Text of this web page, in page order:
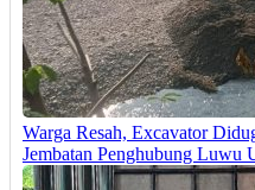
Warga Resah, Excavator
Jembatan Penghubung Luwu